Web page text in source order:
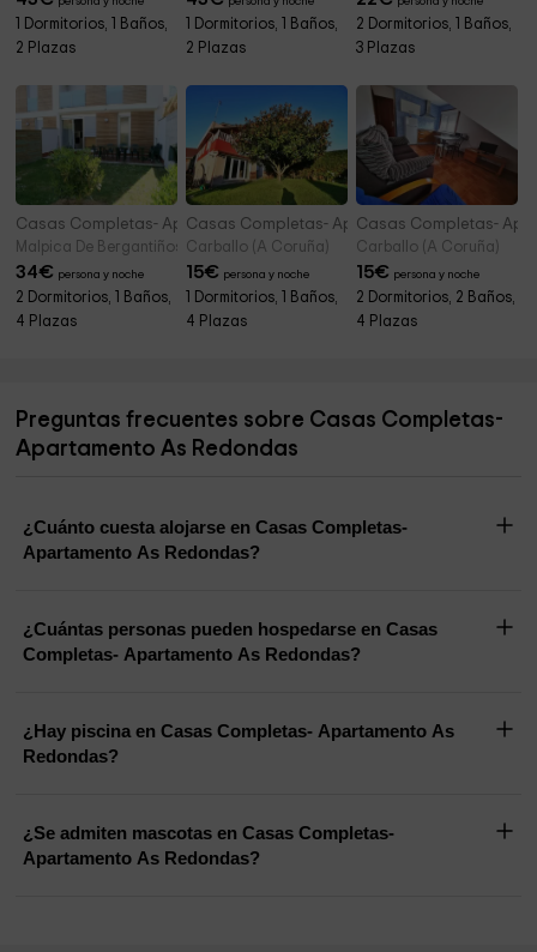
1 Dormitorios, 1 Baños,
2 Plazas
1 Dormitorios, 1 Baños,
2 Plazas
2 Dormitorios, 1 Baños,
3 Plazas
Casas Completas- Apartamento do Lar
Malpica De Bergantiños (A Coruña)
34€ persona y noche
2 Dormitorios, 1 Baños,
4 Plazas
Casas Completas- Apartamento Don Ramón
Carballo (A Coruña)
15€ persona y noche
1 Dormitorios, 1 Baños,
4 Plazas
Casas Completas-
Carballo (A Coruña)
15€ persona y noche
2 Dormitorios, 2 Baños,
4 Plazas
Preguntas frecuentes sobre Casas Completas-
Apartamento As Redondas
¿Cuánto cuesta alojarse en Casas Completas-
Apartamento As Redondas?
¿Cuántas personas pueden hospedarse en Casas
Completas- Apartamento As Redondas?
¿Hay piscina en Casas Completas- Apartamento As
Redondas?
¿Se admiten mascotas en Casas Completas-
Apartamento As Redondas?